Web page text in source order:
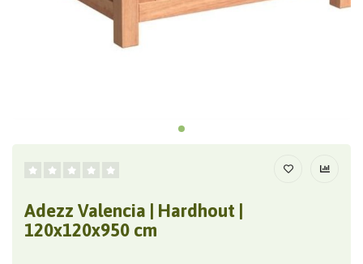
Adezz Valencia | Hardhout |
120x120x950 cm